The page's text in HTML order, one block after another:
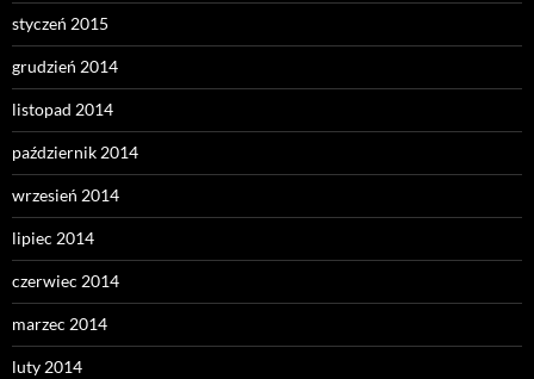
styczeń 2015
grudzień 2014
listopad 2014
październik 2014
wrzesień 2014
lipiec 2014
czerwiec 2014
marzec 2014
luty 2014